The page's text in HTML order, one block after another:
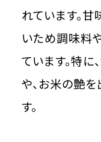
れています。
いため調味料
ています。特
や、お米の艶
す。